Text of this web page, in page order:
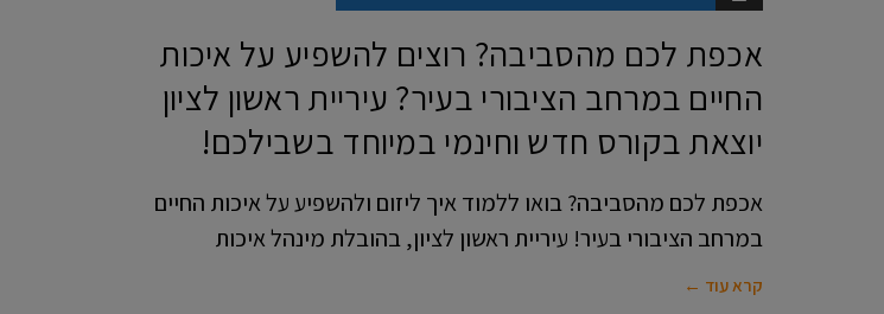
אכפת לכם מהסביבה? רוצים להשפיע על איכות
החיים במרחב הציבורי בעיר? עיריית ראשון לציון
יוצאת בקורס חדש וחינמי במיוחד בשבילכם!
אכפת לכם מהסביבה? בואו ללמוד איך ליזום ולהשפיע על איכות החיים
במרחב הציבורי בעיר! עיריית ראשון לציון, בהובלת מינהל איכות
קרא עוד ←